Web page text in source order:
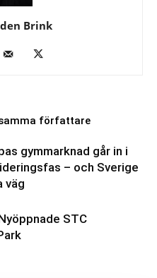
Brink
författare
gymmarknad går in i
– och Sverige
väg
STC